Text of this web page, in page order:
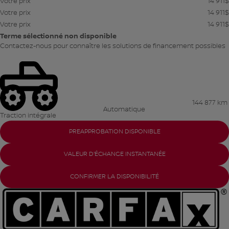
Votre prix
14 911$
Votre prix
14 911$
Terme sélectionné non disponible
Contactez-nous pour connaître les solutions de financement possibles
Traction intégrale
Automatique
144 877 km
PREAPPROBATION DISPONIBLE
VALEUR D'ÉCHANGE INSTANTANÉE
CONFIRMER LA DISPONIBILITÉ